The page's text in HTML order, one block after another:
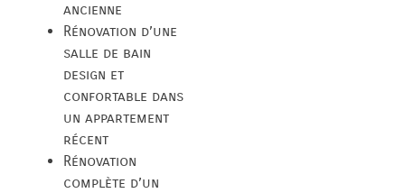
ancienne
Rénovation d’une
salle de bain
design et
confortable dans
un appartement
récent
Rénovation
complète d’un